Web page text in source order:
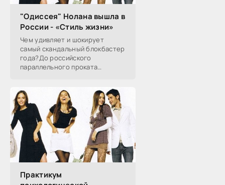
"Одиссея" Нолана вышла в
России - «Стиль жизни»
Чем удивляет и шокирует
самый скандальный блокбастер
года?До российского
параллельного проката
заставившая весь мир спорить
об античности экранизации
Практикум